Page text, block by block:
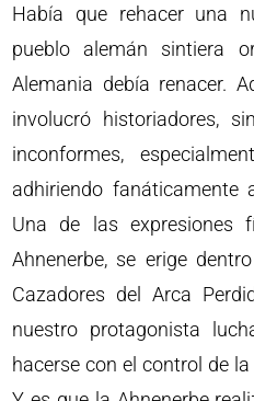
Había que rehacer una
pueblo alemán sintiera
Alemania debía renacer.
involucró historiadores,
inconformes,
adhiriendo fanáticamente
Una de las expresiones
Ahnenerbe, se erige
Cazadores del Arca
nuestro protagonista
hacerse con el control de